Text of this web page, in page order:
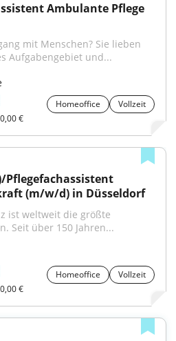
Ambulante Pflege
mit Menschen? Sie lieben
Aufgabengebiet und...
Homeoffice
Vollzeit
€
(m/w/d) in Düsseldorf
ist weltweit die größte
Seit über 150 Jahren...
Homeoffice
Vollzeit
€